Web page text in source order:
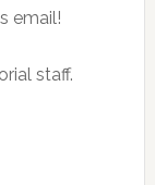
email!
staff.